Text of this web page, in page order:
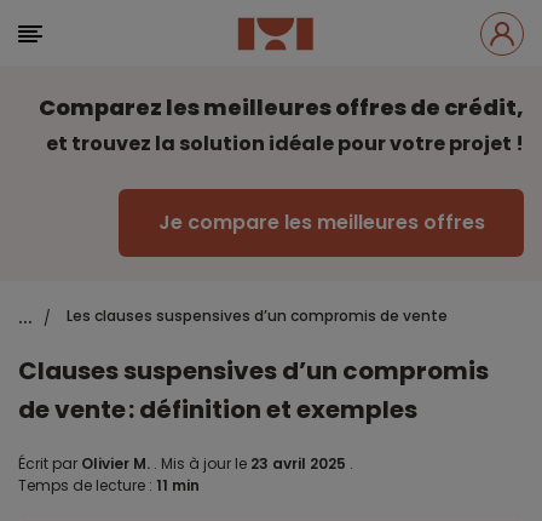
Comparez les meilleures offres de crédit,
et trouvez la solution idéale pour votre projet !
Je compare les meilleures offres
... / Les clauses suspensives d’un compromis de vente
Clauses suspensives d’un compromis
de vente : définition et exemples
Écrit par Olivier M. . Mis à jour le 23 avril 2025 .
Temps de lecture : 11 min